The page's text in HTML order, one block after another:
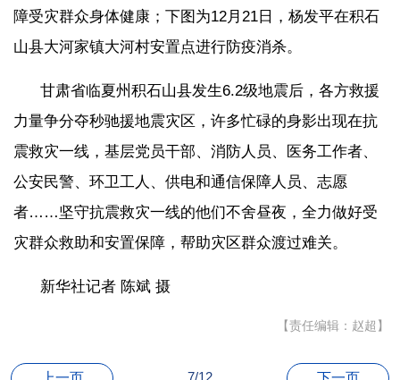
障受灾群众身体健康；下图为12月21日，杨发平在积石
山县大河家镇大河村安置点进行防疫消杀。
甘肃省临夏州积石山县发生6.2级地震后，各方救援
力量争分夺秒驰援地震灾区，许多忙碌的身影出现在抗
震救灾一线，基层党员干部、消防人员、医务工作者、
公安民警、环卫工人、供电和通信保障人员、志愿
者……坚守抗震救灾一线的他们不舍昼夜，全力做好受
灾群众救助和安置保障，帮助灾区群众渡过难关。
新华社记者 陈斌 摄
【责任编辑：赵超】